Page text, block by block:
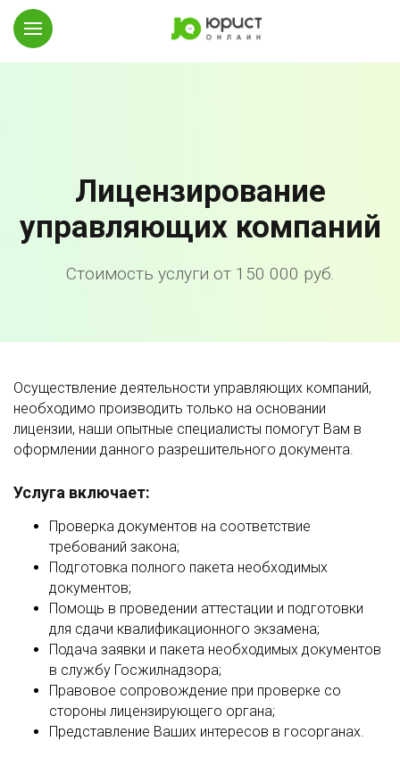
Лицензирование
управляющих компаний
Стоимость услуги от 150 000 руб.
Осуществление деятельности управляющих компаний,
необходимо производить только на основании
лицензии, наши опытные специалисты помогут Вам в
оформлении данного разрешительного документа.
Услуга включает:
Проверка документов на соответствие
требований закона;
Подготовка полного пакета необходимых
документов;
Помощь в проведении аттестации и подготовки
для сдачи квалификационного экзамена;
Подача заявки и пакета необходимых документов
в службу Госжилнадзора;
Правовое сопровождение при проверке со
стороны лицензирующего органа;
Представление Ваших интересов в госорганах.